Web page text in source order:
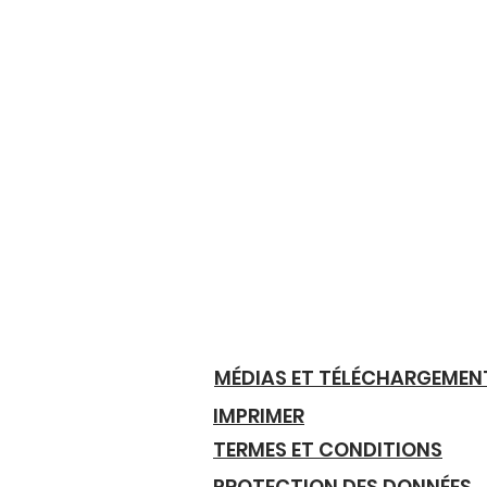
MÉDIAS ET
IMPRIMER
TERMES ET CONDITIONS